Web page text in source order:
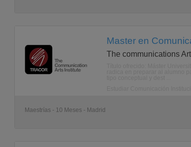
Master en
The communications
Maestrías - 10 Meses - Madrid